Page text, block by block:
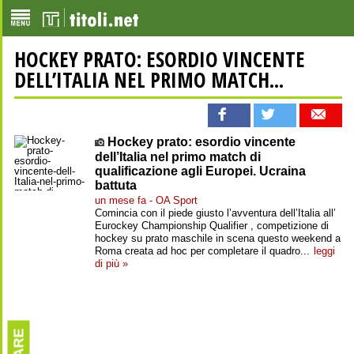
HOCKEY PRATO: ESORDIO VINCENTE
DELL’ITALIA NEL PRIMO MATCH...
Hockey prato: esordio vincente
dell’Italia nel primo match di
qualificazione agli Europei. Ucraina
battuta
un mese fa - OA Sport
Comincia con il piede giusto l’avventura dell’Italia all’
Eurockey Championship Qualifier , competizione di
hockey su prato maschile in scena questo weekend a
Roma creata ad hoc per completare il quadro... leggi
di più »